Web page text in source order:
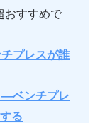
おすすめで
プレスが誰
―ベンチプレ
る